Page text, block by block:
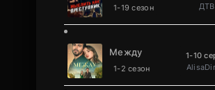
1-19 сезон
ДТВ
Между
1-2 сезон
1-10